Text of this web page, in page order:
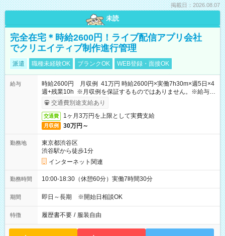
掲載日：2026.08.07
未読
完全在宅＊時給2600円！ライブ配信アプリ会社
でクリエイティブ制作進行管理
派遣 職種未経験OK ブランクOK WEB登録・面接OK
給与
時給2600円 月収例 41万円 時給2600円×実働7h30m×週5日×4
週+残業10h ※月収例を保証するものではありません。※給与即
受取りサービス利用可（利用条件有）
交通費別途支給あり
交通費 1ヶ月3万円を上限として実費支給
月収例 30万円～
勤務地
東京都渋谷区
渋谷駅から徒歩1分
インターネット関連
勤務時間 10:00-18:30（休憩60分）実働7時間30分
期間 即日～長期 ※開始日相談OK
特徴 履歴書不要 / 服装自由